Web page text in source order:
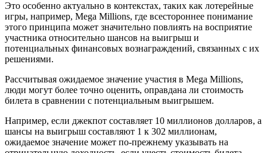
Это особенно актуально в контекстах, таких как лотерейные
игры, например, Mega Millions, где всестороннее понимание
этого принципа может значительно повлиять на восприятие
участника относительно шансов на выигрыш и
потенциальных финансовых вознаграждений, связанных с их
решениями.
Рассчитывая ожидаемое значение участия в Mega Millions,
люди могут более точно оценить, оправдана ли стоимость
билета в сравнении с потенциальным выигрышем.
Например, если джекпот составляет 10 миллионов долларов, а
шансы на выигрыш составляют 1 к 302 миллионам,
ожидаемое значение может по-прежнему указывать на